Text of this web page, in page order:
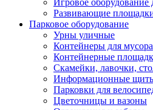
Развивающие
Парковое оборудование
Урны уличные
Контейнеры для мусора
Контейнерные
Скамейки, лавочки,
Информационные
Парковки для
Цветочницы и вазоны